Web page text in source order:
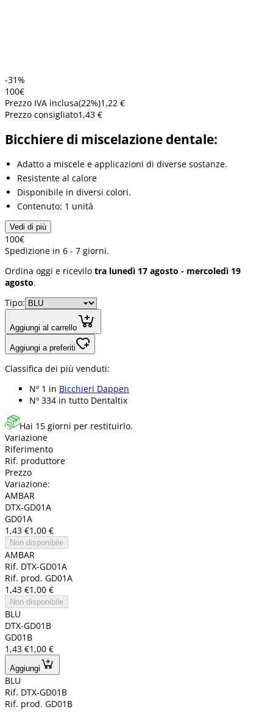
-31%
100€
Prezzo IVA inclusa(22%)1,22 €
Prezzo consigliato1,43 €
Bicchiere di miscelazione dentale:
Adatto a miscele e applicazioni di diverse sostanze.
Resistente al calore
Disponibile in diversi colori.
Contenuto: 1 unità
Vedi di più
100€
Spedizione in 6 - 7 giorni.
Ordina oggi e ricevilo tra lunedì 17 agosto - mercoledì 19
agosto.
Tipo:
Aggiungi al carrello
Aggiungi a preferiti
Classifica dei più venduti:
Nº 1 in Bicchieri Dappen
Nº 334 in tutto Dentaltix
Hai 15 giorni per restituirlo.
Variazione
Riferimento
Rif. produttore
Prezzo
Variazione:
AMBAR
DTX-GD01A
GD01A
1,43 €1,00 €
Non disponibile
AMBAR
Rif. DTX-GD01A
Rif. prod. GD01A
1,43 €1,00 €
Non disponibile
BLU
DTX-GD01B
GD01B
1,43 €1,00 €
Aggiungi
BLU
Rif. DTX-GD01B
Rif. prod. GD01B